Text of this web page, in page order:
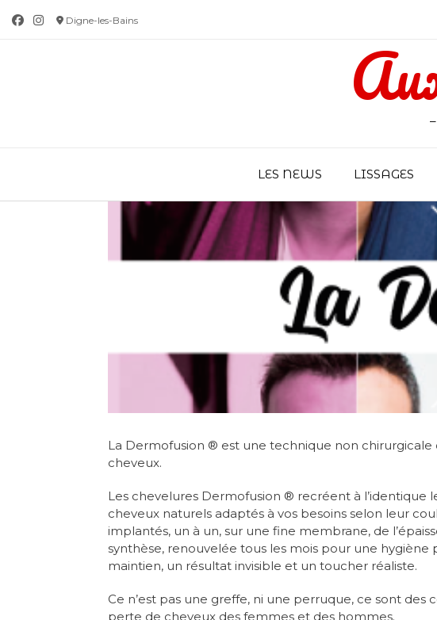
Digne-les-Bains
LES NEWS LISSAGES
La Dermofusion ® est une technique non chirurgicale
cheveux.
Les chevelures Dermofusion ® recréent à
cheveux naturels adaptés à vos besoins selon leur
implantés, un à un, sur une fine membrane, de
synthèse, renouvelée tous les mois pour une hygiène
maintien, un résultat invisible et un toucher réaliste.
Ce n’est pas une greffe, ni une perruque, ce sont
perte de cheveux des femmes et des hommes.